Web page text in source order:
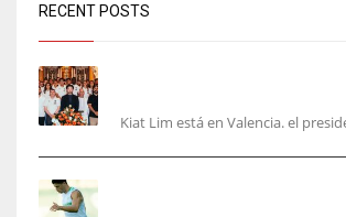
RECENT POSTS
Kiat Lim está en Valencia. el